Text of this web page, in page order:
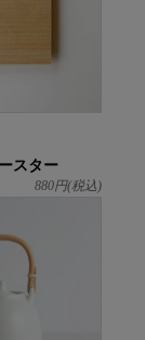
スター
880円(税込)